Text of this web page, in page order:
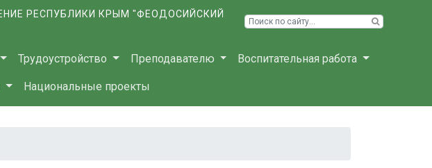
РЕСПУБЛИКИ КРЫМ "ФЕОДОСИЙСКИЙ
Трудоустройство Преподавателю Воспитательная работа
Национальные проекты